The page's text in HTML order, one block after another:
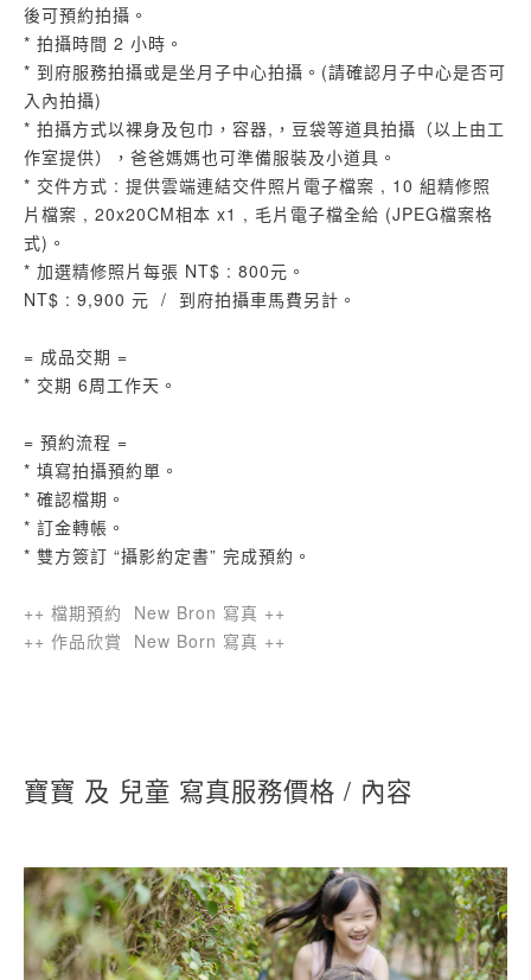
後可預約拍攝。
* 拍攝時間 2 小時。
* 到府服務拍攝或是坐月子中心拍攝。(請確認月子中心是否可
入內拍攝)
* 拍攝方式以裸身及包巾，容器,，豆袋等道具拍攝（以上由工
作室提供），爸爸媽媽也可準備服裝及小道具。
* 交件方式 : 提供雲端連結交件照片電子檔案 , 10 組精修照
片檔案 , 20x20CM相本 x1 , 毛片電子檔全給 (JPEG檔案格
式)。
* 加選精修照片每張 NT$ : 800元。
NT$ : 9,900 元 / 到府拍攝車馬費另計。
= 成品交期 =
* 交期 6周工作天。
= 預約流程 =
* 填寫拍攝預約單。
* 確認檔期。
* 訂金轉帳。
* 雙方簽訂 “攝影約定書” 完成預約。
++ 檔期預約 New Bron 寫真 ++
++ 作品欣賞 New Born 寫真 ++
寶寶 及 兒童 寫真服務價格 / 內容